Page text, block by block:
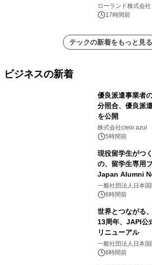
を展示しての 記
催 英国ラジオ「
アーティストを
メーションを公
ローランド株式会社
17時間前
テックの新着をもっと見る
ビジネスの新着
優良派遣事業者
分照合、優良派
を公開
株式会社cielo azul
5時間前
現役留学生がつ
の、留学生専用
Japan Alumni
をリリース
一般社団法人日本
6時間前
世界とつながる
13周年、JAPI公
リニューアル
一般社団法人日本
6時間前